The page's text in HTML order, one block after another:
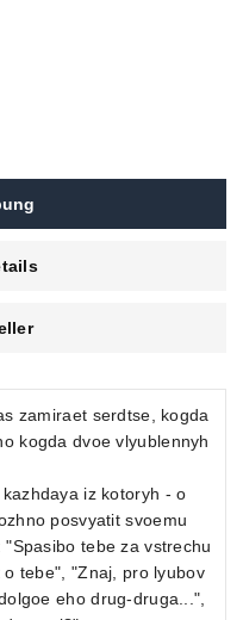
zamiraet serdtse, kogda
kogda dvoe vlyublennyh
iz kotoryh - o
posvyatit svoemu
tebe za vstrechu
tebe", "Znaj, pro lyubov
eho drug-druga...",